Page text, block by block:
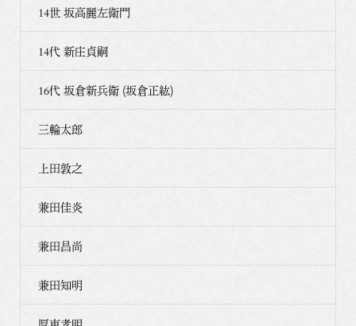
14世 坂高麗左衛門
14代 新庄貞嗣
16代 坂倉新兵衛 (坂倉正紘)
三輪太郎
上田敦之
兼田佳炎
兼田昌尚
兼田知明